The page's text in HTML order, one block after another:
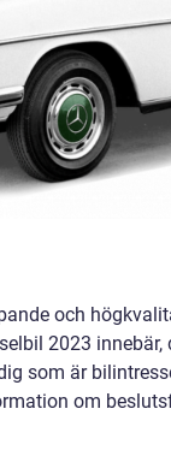
och
2023
som är
om